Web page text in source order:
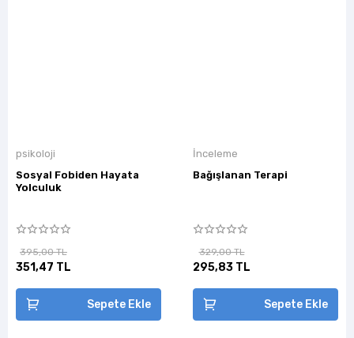
psikoloji
Sosyal Fobiden Hayata
Yolculuk
395,00 TL
351,47 TL
Sepete Ekle
İnceleme
Bağışlanan Terapi
329,00 TL
295,83 TL
Sepete Ekle